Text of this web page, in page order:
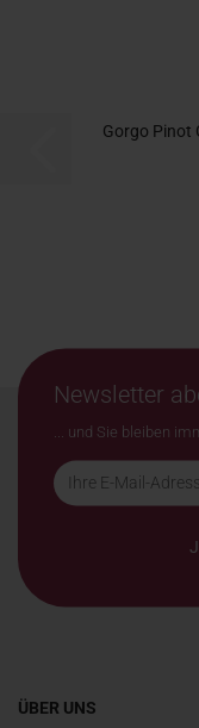
Gorgo Pinot
Newsletter
... und Sie bleiben
ÜBER UNS